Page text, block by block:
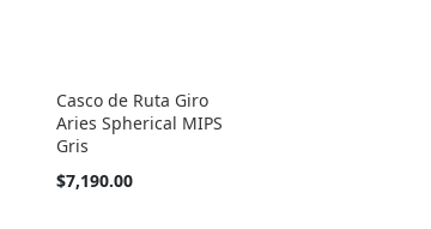
Casco de Ruta Giro
Aries Spherical MIPS
Gris
$7,190.00